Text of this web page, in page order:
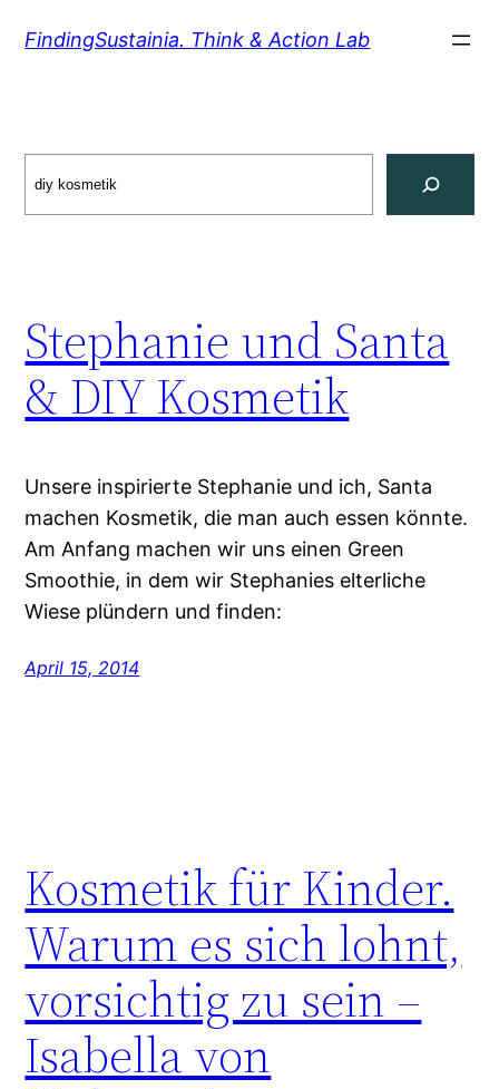
InhaltFindingSustainia. Think & Action Lab
Stephanie und Santa
& DIY Kosmetik
Unsere inspirierte Stephanie und ich, Santa
machen Kosmetik, die man auch essen könnte.
Am Anfang machen wir uns einen Green
Smoothie, in dem wir Stephanies elterliche
Wiese plündern und finden:
April 15, 2014
Kosmetik für Kinder.
Warum es sich lohnt,
vorsichtig zu sein –
Isabella von